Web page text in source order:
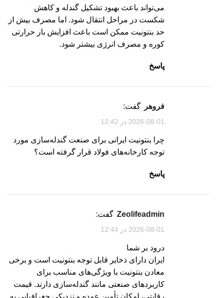
می‌تواند باعث بهبود تشکیل گندله و کاهش
شکست در مراحل انتقال شود. اما مصرف بیش از
حد بنتونیت ممکن است باعث افزایش بار حرارتی
کوره و مصرف انرژی بیشتر شود.
پاسخ
فروهر گفت:
2026-08-01 در 12:42
چرا بنتونیت ایرانی برای صنعت گندله‌سازی مورد
توجه کارخانه‌های فولاد قرار گرفته است؟
پاسخ
zeolifeadmin گفت:
2026-08-01 در 12:44
درود بر شما
ایران دارای ذخایر قابل توجه بنتونیت است و برخی
معادن بنتونیت با ویژگی‌های مناسب برای
کاربردهای صنعتی مانند گندله‌سازی دارند. قیمت